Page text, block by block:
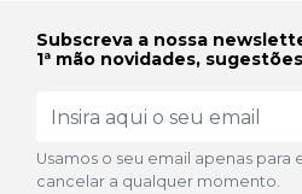
Subscreva a nossa
1ª mão novidades,
Usamos o seu email apenas para
cancelar a qualquer momento.